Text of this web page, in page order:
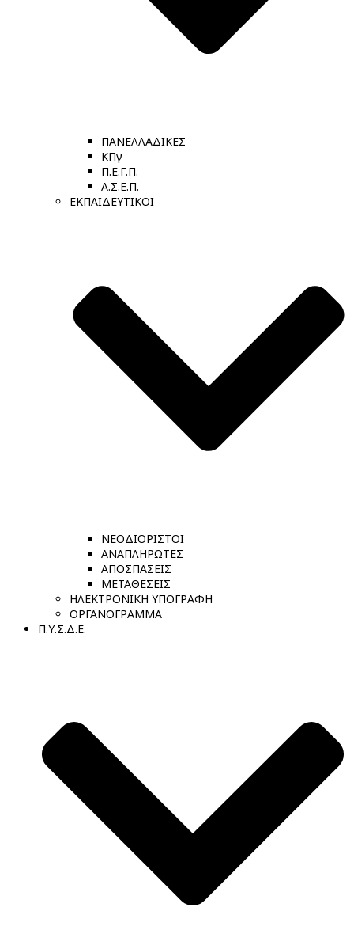
ΠΑΝΕΛΛΑΔΙΚΕΣ
ΚΠγ
Π.Ε.Γ.Π.
Α.Σ.Ε.Π.
ΕΚΠΑΙΔΕΥΤΙΚΟΙ
ΝΕΟΔΙΟΡΙΣΤΟΙ
ΑΝΑΠΛΗΡΩΤΕΣ
ΑΠΟΣΠΑΣΕΙΣ
ΜΕΤΑΘΕΣΕΙΣ
ΗΛΕΚΤΡΟΝΙΚΗ ΥΠΟΓΡΑΦΗ
ΟΡΓΑΝΟΓΡΑΜΜΑ
Π.Υ.Σ.Δ.Ε.